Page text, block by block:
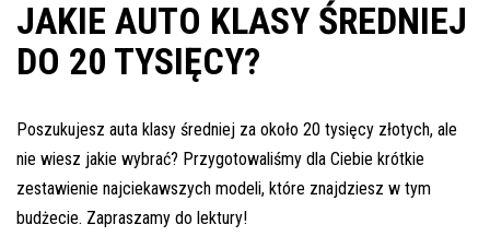
Pomoc w znalezieniu auta w Polsce
Wyszukiwanie samochodu w ogłoszeniach
Kim jesteśmy
Referencje
Blog
JAKIE AUTO KLASY ŚREDNIEJ
DO 20 TYSIĘCY?
Poszukujesz auta klasy średniej za około 20 tysięcy złotych, ale
nie wiesz jakie wybrać? Przygotowaliśmy dla Ciebie krótkie
zestawienie najciekawszych modeli, które znajdziesz w tym
budżecie. Zapraszamy do lektury!